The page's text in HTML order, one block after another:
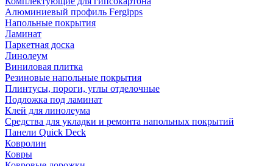
Алюминиевый профиль Fergipps
Напольные покрытия
Ламинат
Паркетная доска
Линолеум
Виниловая плитка
Резиновые напольные покрытия
Плинтусы, пороги, углы отделочные
Подложка под ламинат
Клей для линолеума
Средства для укладки и ремонта напольных покрытий
Панели Quick Deck
Ковролин
Ковры